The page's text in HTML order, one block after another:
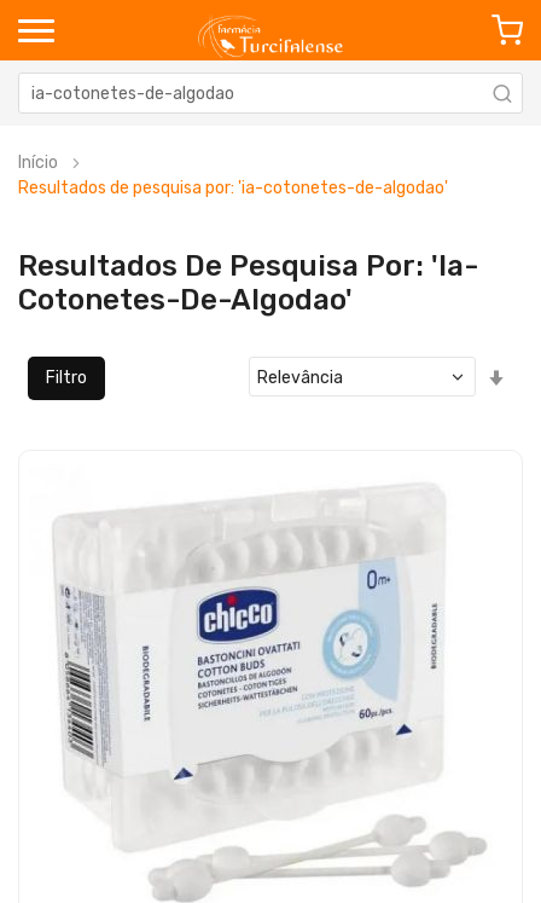
Início
Resultados de pesquisa por: 'ia-cotonetes-de-algodao'
Resultados De Pesquisa Por: 'ia-
Cotonetes-De-Algodao'
Filtro